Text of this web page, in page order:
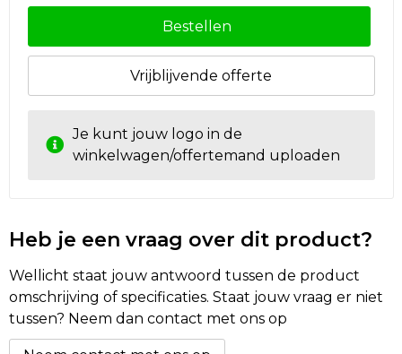
Strandtassen
Tablettassen
Toilettassen
Trolleys
Reistassensets
Golftassen
Autotassen
Veiligheidssignalering en Verlichting
Gereedschap
Ademhalingsbescherming
Bestellen
Vrijblijvende offerte
Je kunt jouw logo in de
winkelwagen/offertemand uploaden
Heb je een vraag over dit product?
Wellicht staat jouw antwoord tussen de product
omschrijving of specificaties. Staat jouw vraag er niet
tussen? Neem dan contact met ons op